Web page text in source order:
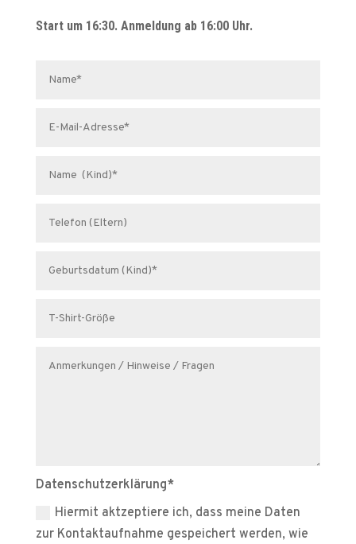
Start um 16:30. Anmeldung ab 16:00 Uhr.
Datenschutzerklärung*
Hiermit aktzeptiere ich, dass meine Daten
zur Kontaktaufnahme gespeichert werden, wie